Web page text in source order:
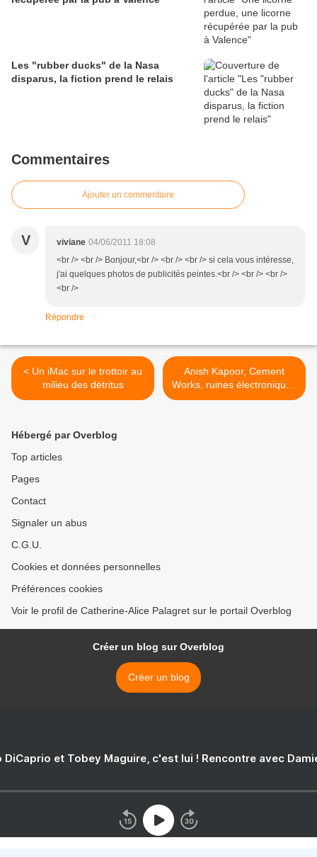
Les "rubber ducks" de la Nasa
disparus, la fiction prend le relais
Commentaires
Ajouter un commentaire
V viviane 04/06/2011 18:08
<br /> <br /> Bonjour,<br /> <br /> <br /> si cela vous intéresse,
j'ai quelques photos de publicités peintes.<br /> <br /> <br />
<br />
Répondre
< Un iMac sur le trottoir au
milieu des détritus
Anish Kapoor, Cement
Works, ruines électroniques
aux Beaux-Arts >
Hébergé par Overblog
Top articles
Pages
Contact
Signaler un abus
C.G.U.
Cookies et données personnelles
Préférences cookies
Voir le profil de Catherine-Alice Palagret sur le portail Overblog
Créer un blog sur Overblog
Créer un blog
DiCaprio et Tobey Maguire, c'est lui ! Rencontre avec